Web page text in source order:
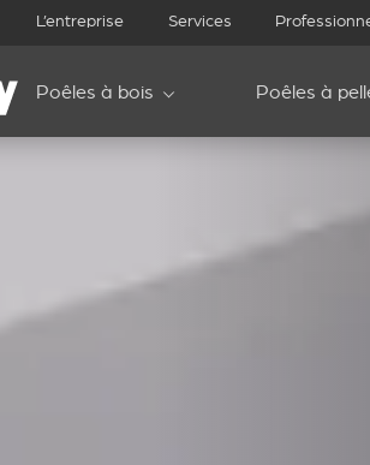
L’entreprise Services
Poêles à bois Poêles à